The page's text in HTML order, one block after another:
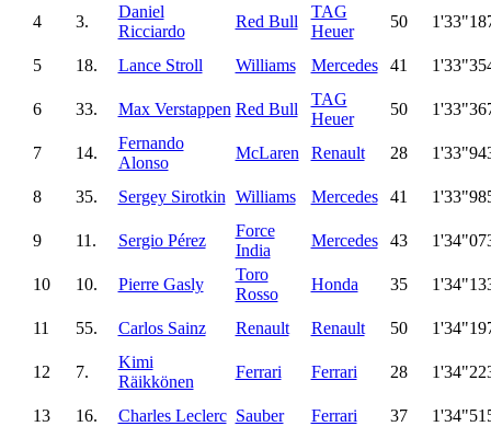
4 3.
Daniel
Ricciardo
Red Bull
TAG
Heuer
50
5 18. Lance Stroll Williams Mercedes 41
6 33. Max Verstappen Red Bull
TAG
Heuer
50
7 14.
Fernando
Alonso
McLaren Renault 28
8 35. Sergey Sirotkin Williams Mercedes 41
9 11. Sergio Pérez
Force
India
Mercedes 43
10 10. Pierre Gasly
Toro
Rosso
Honda 35
11 55. Carlos Sainz Renault Renault 50
12 7.
Kimi
Räikkönen
Ferrari Ferrari 28
13 16. Charles Leclerc Sauber Ferrari 37